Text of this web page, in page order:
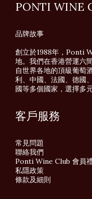
PONTI WINE
品牌故事
創立於1988年，Ponti
地。我們在香港營運六
自世界各地的頂級葡萄
利、中國、法國、德國
國等多個國家，選擇多
客戶服務
常見問題
聯絡我們
Ponti Wine Club 會員
私隱政策
條款及細則